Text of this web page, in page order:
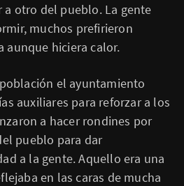
a otro del pueblo. La gente
muchos prefirieron
aunque hiciera calor.
el ayuntamiento
auxiliares para reforzar a los
a hacer rondines por
pueblo para dar
a la gente. Aquello era una
en las caras de mucha